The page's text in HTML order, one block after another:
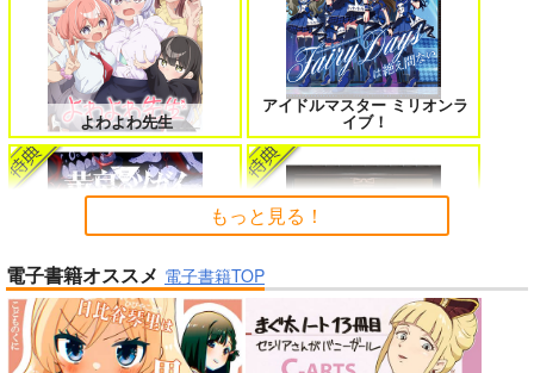
女友達は頼めば意外とヤらせてくれ
る 8
HELL’o WORK！～賽の河原で積石
を崩すだけの簡単なお仕事って聞い
たのに～
よくある令嬢転生だと思ったのに 5
よわよわ先生
アイドルマスター ミリオンラ
イブ！
黄泉のツガイ
「少女☆歌劇 レヴュースタァ
ライト」スペシャルライブ “St
arry Horizon” Blu-ray(初回限
定版)
もっと見る！
電子書籍オススメ 電子書籍TOP